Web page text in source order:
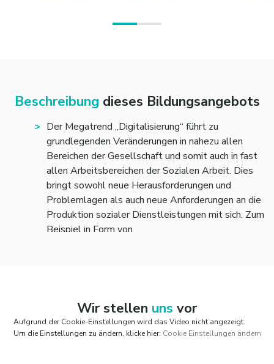
Beschreibung dieses Bildungsangebots
Der Megatrend „Digitalisierung“ führt zu
grundlegenden Veränderungen in nahezu allen
Bereichen der Gesellschaft und somit auch in fast
allen Arbeitsbereichen der Sozialen Arbeit. Dies
bringt sowohl neue Herausforderungen und
Problemlagen als auch neue Anforderungen an die
Produktion sozialer Dienstleistungen mit sich. Zum
Beispiel in Form von
-altersgerechte digitaler Assistenzsysteme
(Ambient Assisted Living).
Die Digitalisierung in der Sozialen Arbeit ist
Wir stellen uns vor
Aufgrund der Cookie-Einstellungen wird das Video nicht angezeigt.
Um die Einstellungen zu ändern, klicke hier: Cookie Einstellungen ändern